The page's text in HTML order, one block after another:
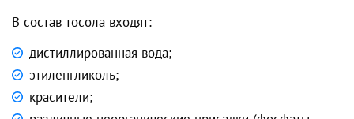
В состав тосола входят:
дистиллированная вода;
этиленгликоль;
красители;